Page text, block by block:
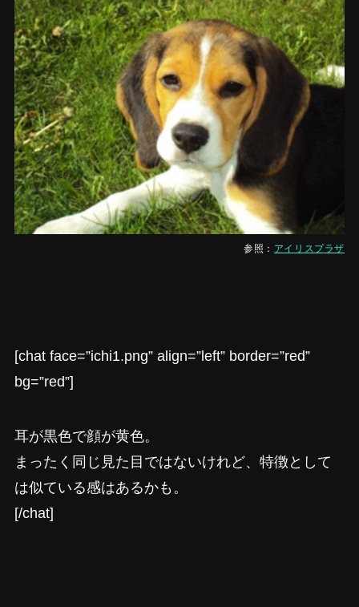
参照： アイリスプラザ
[chat face=”ichi1.png” align=”left” border=”red”
bg=”red”]
耳が黒色で顔が黄色。
まったく同じ見た目ではないけれど、特徴として
は似ている感はあるかも。
[/chat]